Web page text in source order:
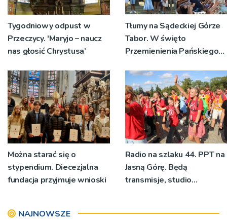
Tygodniowy odpust w
Przeczycy. 'Maryjo – naucz
nas głosić Chrystusa’
Tłumy na Sądeckiej Górze
Tabor. W święto
Przemienienia Pańskiego
znaczeniu Sakramentów
[ZDJĘCIA]
Można starać się o
stypendium. Diecezjalna
fundacja przyjmuje wnioski
Radio na szlaku 44. PPT na
Jasną Górę. Będą
transmisje, studio
NAJNOWSZE